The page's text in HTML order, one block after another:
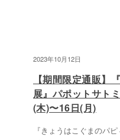
2023年10月12日
【期間限定通販】
展』パポットサト
(木)〜16日(月)
『きょうはこぐまのパ